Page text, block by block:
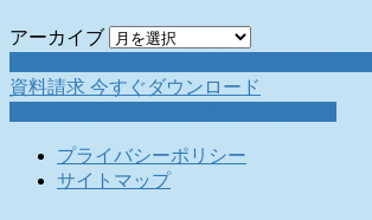
アーカイブ
資料請求 今すぐダウンロード
プライバシーポリシー
サイトマップ